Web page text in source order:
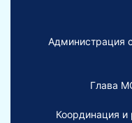
Администрация
Глава
Координация